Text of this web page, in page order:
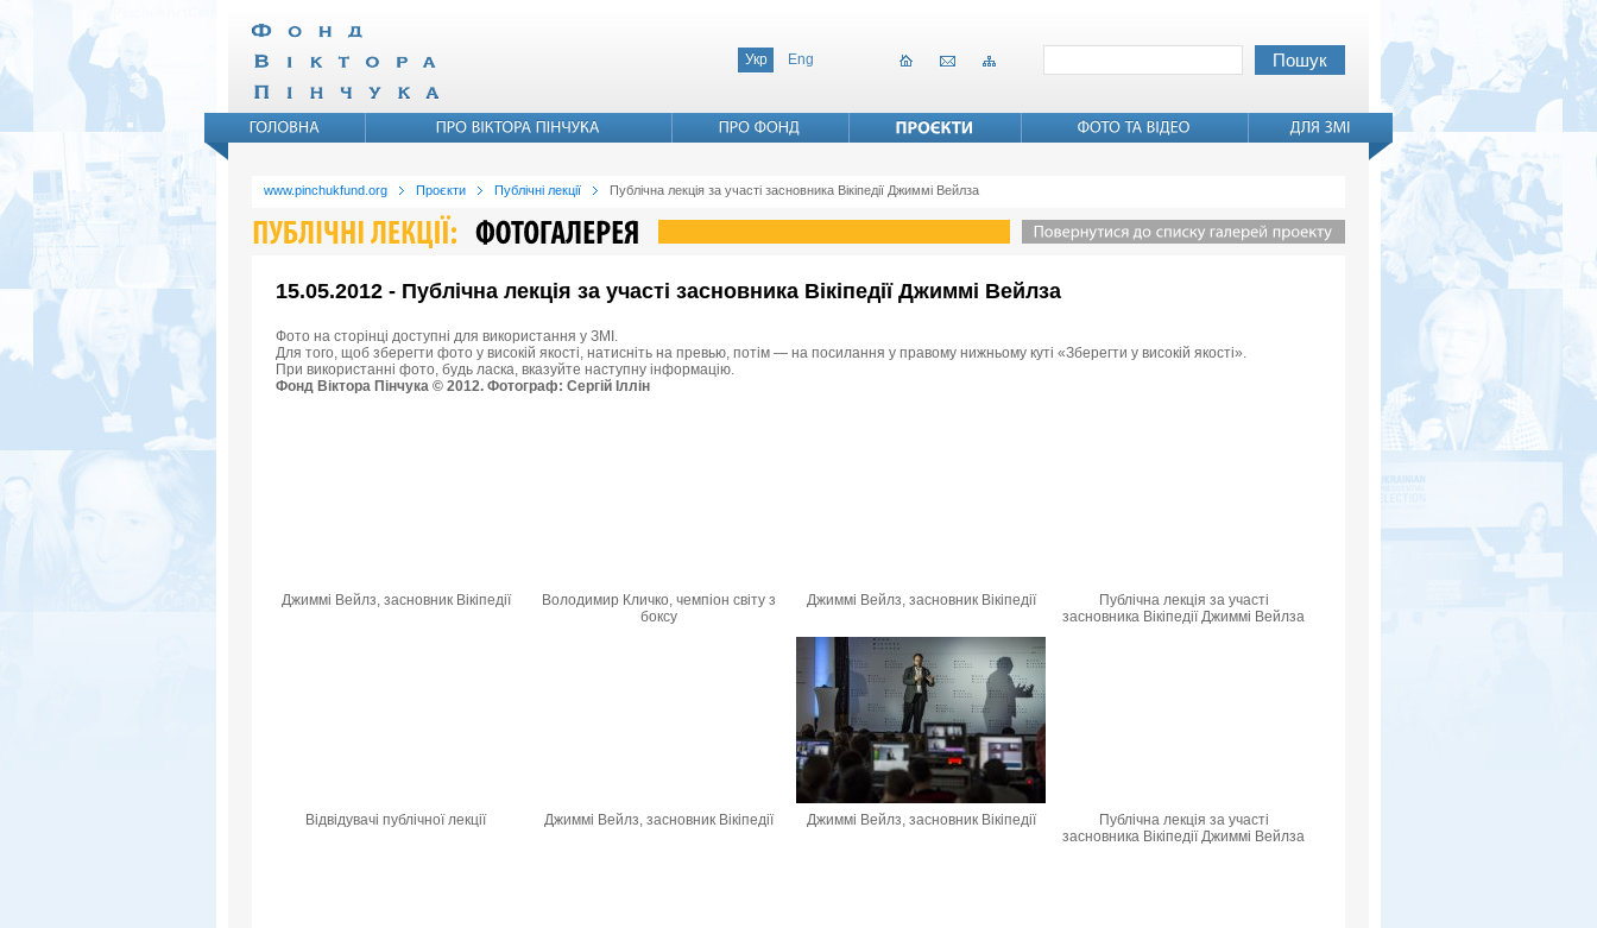
Укр Eng
www.pinchukfund.org Проєкти Публічні лекції Публічна лекція за участі засновника Вікіпедії Джиммі Вейлза
15.05.2012 - Публічна лекція за участі засновника Вікіпедії Джиммі Вейлза
Фото на сторінці доступні для використання у ЗМІ.
Для того, щоб зберегти фото у високій якості, натисніть на превью, потім — на посилання у правому нижньому куті «Зберегти у високій якості».
При використанні фото, будь ласка, вказуйте наступну інформацію.
Фонд Віктора Пінчука © 2012. Фотограф: Сергій Іллін
Джиммі Вейлз, засновник Вікіпедії
Володимир Кличко, чемпіон світу з
боксу
Джиммі Вейлз, засновник Вікіпедії
Публічна лекція за участі
засновника Вікіпедії Джиммі Вейлза
Відвідувачі публічної лекції Джиммі Вейлз, засновник Вікіпедії Джиммі Вейлз, засновник Вікіпедії
Публічна лекція за участі
засновника Вікіпедії Джиммі Вейлза